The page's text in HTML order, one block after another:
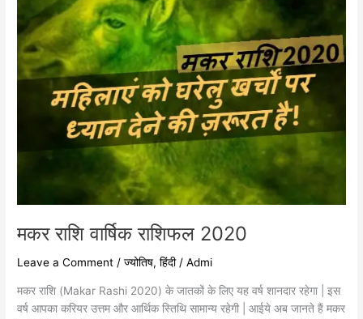
मकर राशि वार्षिक राशिफल 2020
Leave a Comment /ज्योतिष,हिंदी/Admi
मकर राशि (Makar Rashi 2020) के जातकों के लिए यह वर्ष शानदार रहेगा | इस
वर्ष आपका करियर उत्तम और आर्थिक स्तिथि सामान्य रहेगी | आईये अब जानते हैं मकर